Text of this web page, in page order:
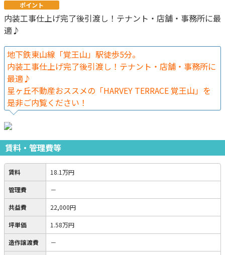
ポイント
内装工事仕上げ完了後引渡し！テナント・店舗・事務所に最
適♪
地下鉄東山線「覚王山」駅徒歩5分。
内装工事仕上げ完了後引渡し！テナント・店舗・事務所に
最適♪
星ヶ丘不動産おススメの「HARVEY TERRACE 覚王山」を
是非ご内覧ください！
賃料・管理費等
賃料 18.1万円
管理費 －
共益費 22,000円
坪単価 1.58万円
造作譲渡費 －